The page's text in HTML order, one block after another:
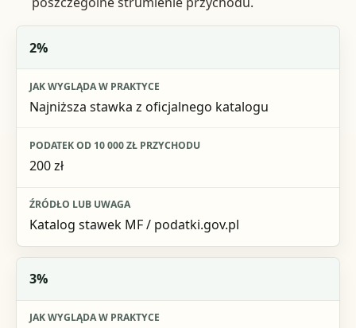
Stawka
Jak wygląda w praktyce
Podatek od 10 000 zł przychodu
2%
Najniższa stawka z oficjalnego katalogu
200 zł
Katalog stawek MF / podatki.gov.pl
3%